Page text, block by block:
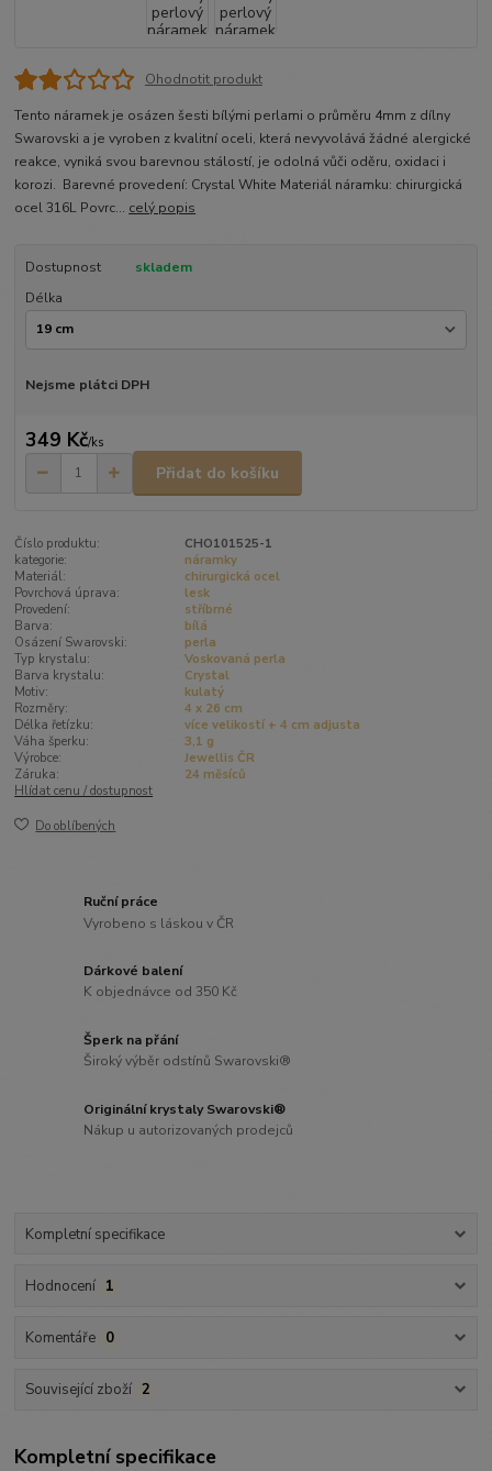
Ohodnotit produkt
Tento náramek je osázen šesti bílými perlami o průměru 4mm z dílny
Swarovski a je vyroben z kvalitní oceli, která nevyvolává žádné alergické
reakce, vyniká svou barevnou stálostí, je odolná vůči oděru, oxidaci i
korozi. Barevné provedení: Crystal White Materiál náramku: chirurgická
ocel 316L Povrc... celý popis
Dostupnost
skladem
Délka
Nejsme plátci DPH
349 Kč/ks
Přidat do košíku
Číslo produktu:
CHO101525-1
kategorie:
náramky
Materiál:
chirurgická ocel
Povrchová úprava:
lesk
Provedení:
stříbrné
Barva:
bílá
Osázení Swarovski:
perla
Typ krystalu:
Voskovaná perla
Barva krystalu:
Crystal
Motiv:
kulatý
Rozměry:
4 x 26 cm
Délka řetízku:
více velikostí + 4 cm adjusta
Váha šperku:
3,1 g
Výrobce:
Jewellis ČR
Záruka:
24 měsíců
Hlídat cenu / dostupnost
Do oblíbených
Ruční práce
Vyrobeno s láskou v ČR
Dárkové balení
K objednávce od 350 Kč
Šperk na přání
Široký výběr odstínů Swarovski®
Originální krystaly Swarovski®
Nákup u autorizovaných prodejců
Kompletní specifikace
Hodnocení 1
Komentáře 0
Související zboží 2
Kompletní specifikace